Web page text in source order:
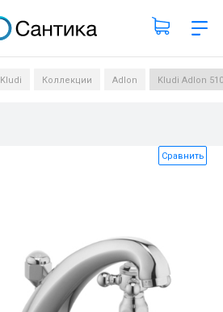
Поиск по каталогу
Kludi Коллекции Adlon Kludi Adlon
Сравнить